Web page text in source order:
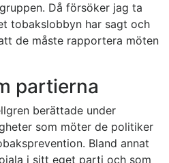
Då försöker jag ta
tobakslobbyn har sagt och
de måste rapportera möten
partierna
berättade under
som möter de politiker
Bland annat
i sitt eget parti och som